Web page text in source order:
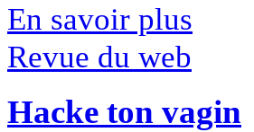
En savoir plus
Revue du web
Hacke ton vagin